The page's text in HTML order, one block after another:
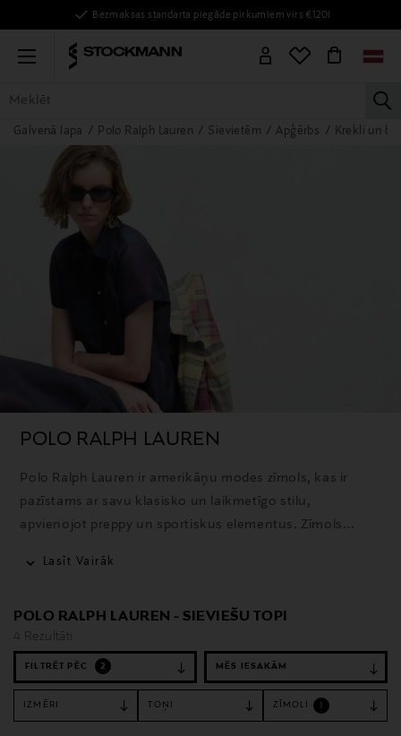
Bezmaksas standarta piegāde pirkumiem virs €120!
Menu
VISAS PRECES SIEVIETĒM VĪRIEŠIEM BĒRNIEM MĀJAI
Galvenā lapa Polo Ralph Lauren Sievietēm Apģērbs Krekli un
POLO RALPH LAUREN
Polo Ralph Lauren ir amerikāņu modes zīmols, kas ir
pazīstams ar savu klasisko un laikmetīgo stilu,
apvienojot preppy un sportiskus elementus. Zīmols
Lasīt Vairāk
POLO RALPH LAUREN - SIEVIEŠU TOPI
4 Rezultāti
FILTRĒT PĒC 2
IZMĒRI TOŅI ZĪMOLI